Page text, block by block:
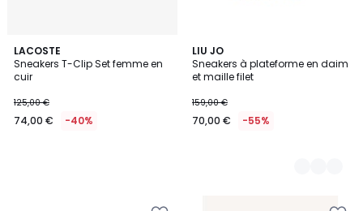
LACOSTE
Sneakers T-Clip Set femme en
cuir
125,00 €
74,00 € -40%
LIU JO
Sneakers à plateforme en daim
et maille filet
159,00 €
70,00 € -55%
4
Couleurs